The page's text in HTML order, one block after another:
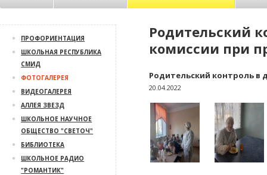
Родительский
комиссии при
Родительский контроль в
20.04.2022
ПРОФОРИЕНТАЦИЯ
ШКОЛЬНАЯ РЕСПУБЛИКА
СМИД
ФОТОГАЛЕРЕЯ
ВИДЕОГАЛЕРЕЯ
АЛЛЕЯ ЗВЕЗД
ШКОЛЬНОЕ НАУЧНОЕ
ОБЩЕСТВО "СВЕТОЧ"
БИБЛИОТЕКА
ШКОЛЬНОЕ РАДИО
"РОМАНТИК"